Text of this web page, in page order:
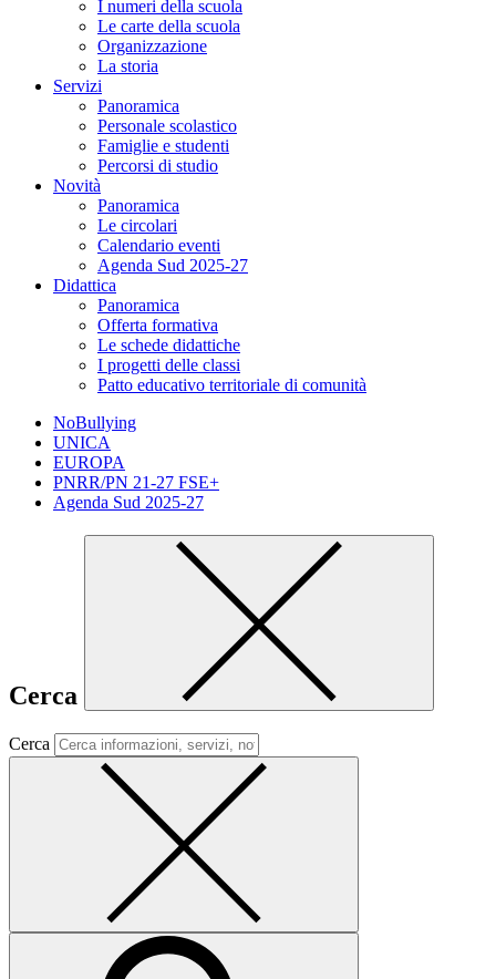
I numeri della scuola
Le carte della scuola
Organizzazione
La storia
Servizi
Panoramica
Personale scolastico
Famiglie e studenti
Percorsi di studio
Novità
Panoramica
Le circolari
Calendario eventi
Agenda Sud 2025-27
Didattica
Panoramica
Offerta formativa
Le schede didattiche
I progetti delle classi
Patto educativo territoriale di comunità
NoBullying
UNICA
EUROPA
PNRR/PN 21-27 FSE+
Agenda Sud 2025-27
Cerca
Cerca